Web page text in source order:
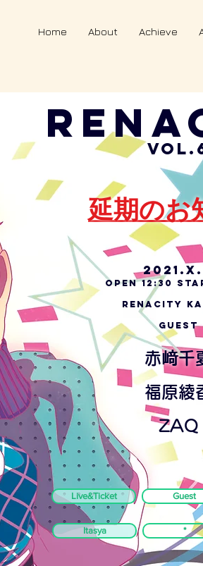
Home About Achieve
延期のお
OPEN 12:30
RENACITY
GUEST
赤﨑千
福原綾
ZAQ
Live&Ticket Guest
Itasya *